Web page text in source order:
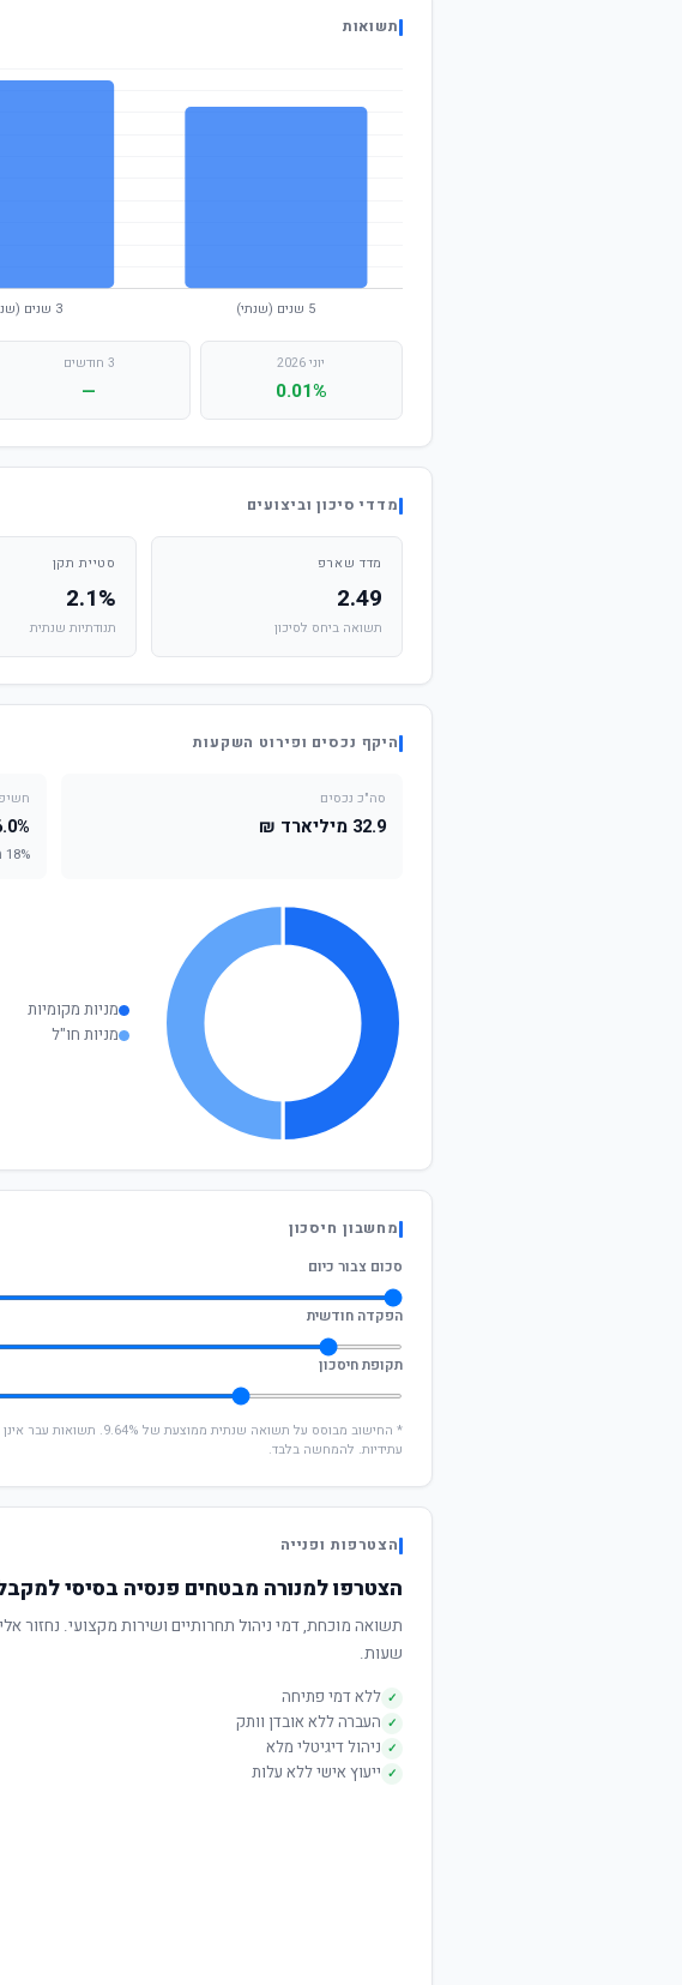
תשואות
יוני 2026
0.01%
3 חודשים
—
מדדי סיכון וביצועים
מדד שארפ
2.49
תשואה ביחס לסיכון
סטיית תקן
2.1%
תנודתיות שנתית
היקף נכסים ופירוט השקעות
סה"כ נכסים
32.9 מיליארד ₪
18% מקומי + 18% חו"ל
מניות מקומיות
מניות חו"ל
מחשבון חיסכון
סכום צבור כיום
הפקדה חודשית
תקופת חיסכון
* החישוב מבוסס על תשואה שנתית ממוצעת
עתידיות. להמחשה בלבד.
הצטרפות ופנייה
הצטרפו למנורה מבטחים פנסיה בסיסי
שעות.
✓ ללא דמי פתיחה
✓ העברה ללא אובדן וותק
✓ ניהול דיגיטלי מלא
✓ ייעוץ אישי ללא עלות